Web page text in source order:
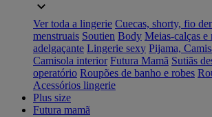
Ver toda a lingerie Cuecas, shorty, fio
menstruais Soutien Body Meias-calças e
adelgaçante Lingerie sexy Pijama,
Camisola interior Futura Mamã Sutiãs
operatório Roupões de banho e robes
Acessórios lingerie
Plus size
Futura mamã